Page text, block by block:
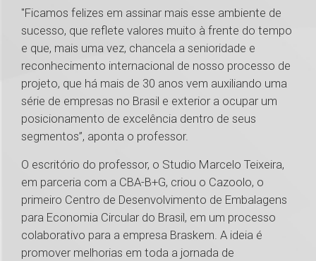
"Ficamos felizes em assinar mais esse ambiente de
sucesso, que reflete valores muito à frente do tempo
e que, mais uma vez, chancela a senioridade e
reconhecimento internacional de nosso processo de
projeto, que há mais de 30 anos vem auxiliando uma
série de empresas no Brasil e exterior a ocupar um
posicionamento de excelência dentro de seus
segmentos”, aponta o professor.
O escritório do professor, o Studio Marcelo Teixeira,
em parceria com a CBA-B+G, criou o Cazoolo, o
primeiro Centro de Desenvolvimento de Embalagens
para Economia Circular do Brasil, em um processo
colaborativo para a empresa Braskem. A ideia é
promover melhorias em toda a jornada de